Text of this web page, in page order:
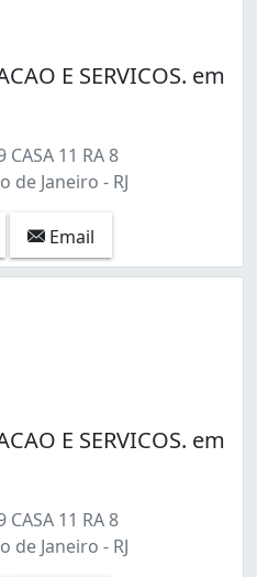
E SERVICOS. em
11 RA 8
de Janeiro - RJ
Email
E SERVICOS. em
11 RA 8
de Janeiro - RJ